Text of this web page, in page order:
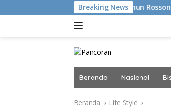
ke
Breaking News
Rayakan 32 Tahun Rossoneri Kembali
Beranda Nasional
Beranda Life Style